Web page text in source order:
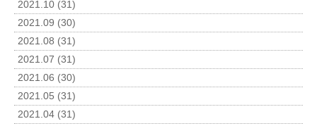
2021.10 (31)
2021.09 (30)
2021.08 (31)
2021.07 (31)
2021.06 (30)
2021.05 (31)
2021.04 (31)